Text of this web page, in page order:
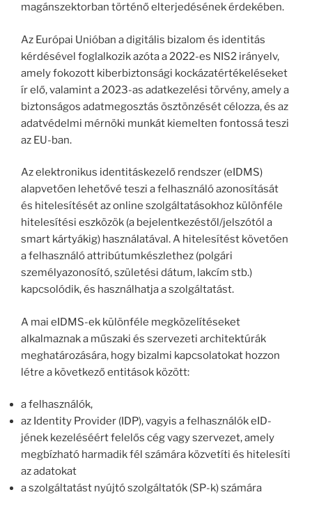
magánszektorban történő elterjedésének érdekében.
Az Európai Unióban a digitális bizalom és identitás
kérdésével foglalkozik azóta a 2022-es NIS2 irányelv,
amely fokozott kiberbiztonsági kockázatértékeléseket
ír elő, valamint a 2023-as adatkezelési törvény, amely a
biztonságos adatmegosztás ösztönzését célozza, és az
adatvédelmi mérnöki munkát kiemelten fontossá teszi
az EU-ban.
Az elektronikus identitáskezelő rendszer (eIDMS)
alapvetően lehetővé teszi a felhasználó azonosítását
és hitelesítését az online szolgáltatásokhoz különféle
hitelesítési eszközök (a bejelentkezéstől/jelszótól a
smart kártyákig) használatával. A hitelesítést követően
a felhasználó attribútumkészlethez (polgári
személyazonosító, születési dátum, lakcím stb.)
kapcsolódik, és használhatja a szolgáltatást.
A mai eIDMS-ek különféle megközelítéseket
alkalmaznak a műszaki és szervezeti architektúrák
meghatározására, hogy bizalmi kapcsolatokat hozzon
létre a következő entitások között:
a felhasználók,
az Identity Provider (IDP), vagyis a felhasználók eID-
jének kezeléséért felelős cég vagy szervezet, amely
megbízható harmadik fél számára közvetíti és hitelesíti
az adatokat
a szolgáltatást nyújtó szolgáltatók (SP-k) számára